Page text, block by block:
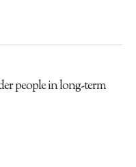
people in long-term